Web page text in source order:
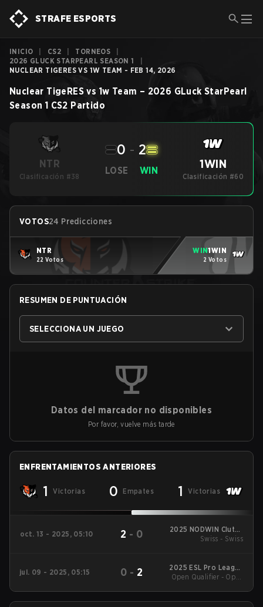
STRAFE ESPORTS
INICIO CS2 TORNEOS
2026 GLUCK STARPEARL SEASON 1
NUCLEAR TIGERES VS 1W TEAM - FEB 14, 2026
Nuclear TigeRES vs 1w Team – 2026 GLuck StarPearl
Season 1 CS2 Partido
NTR
Clasificación #38
LOSE
0 - 2
WIN 1WIN
Clasificación #60
VOTOS24 Predicciones
NTR
22 Votos
WIN1WIN
2 Votos
RESUMEN DE PUNTUACIÓN
SELECCIONA UN JUEGO
Datos del marcador no disponibles
Por favor, vuelve más tarde
ENFRENTAMIENTOS ANTERIORES
1 Victorias 0 Empates 1 Victorias
oct. 13 - 2025, 05:10 2 - 0
2025 NODWIN Clutch
Series #1
Swiss - Swiss
jul. 09 - 2025, 05:15 0 - 2
2025 ESL Pro League
Season 22
Open Qualifier - Open